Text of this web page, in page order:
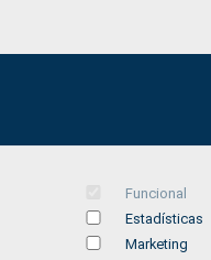
Funcional
Estadísticas
Marketing